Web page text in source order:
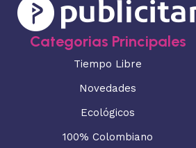
Categorias Principales
Tiempo Libre
Novedades
Ecológicos
100% Colombiano